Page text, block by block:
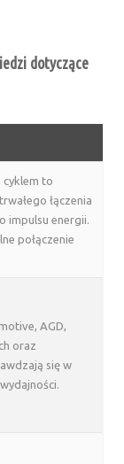
dotyczące
cyklem to
łączenia
impulsu energii.
połączenie
AGD,
oraz
się w